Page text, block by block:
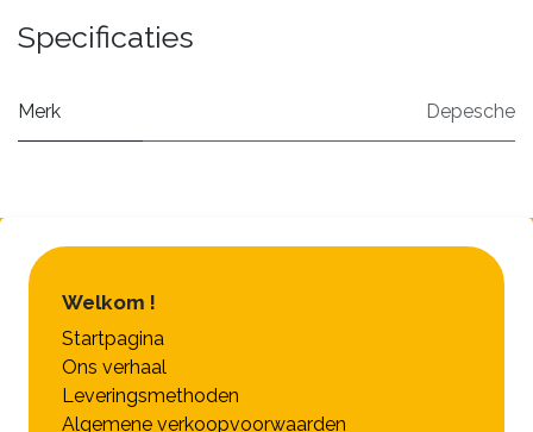
Specificaties
Merk Depesche
Welkom !
Startpagina
Ons verhaal
Leveringsmethoden
Algemene verkoopvoorwaarden